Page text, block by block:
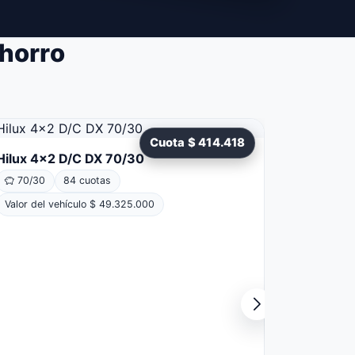
Cuota $ 414.418
4x2 D/C DX 70/30
70/30
84 cuotas
Valor del vehículo $ 49.325.000